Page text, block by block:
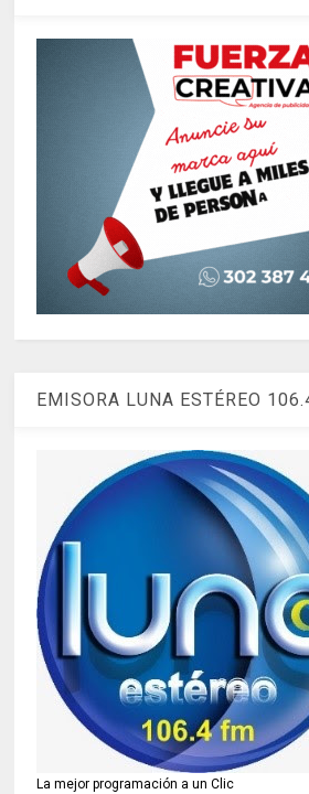
EMISORA LUNA ESTÉREO
La mejor programación a un Clic